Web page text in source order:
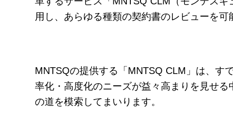
用し、あらゆる種類の契約書のレビューを
MNTSQの提供する「MNTSQ CLM」は、す
率化・高度化のニーズが益々高まりを見せ
の道を模索してまいります。